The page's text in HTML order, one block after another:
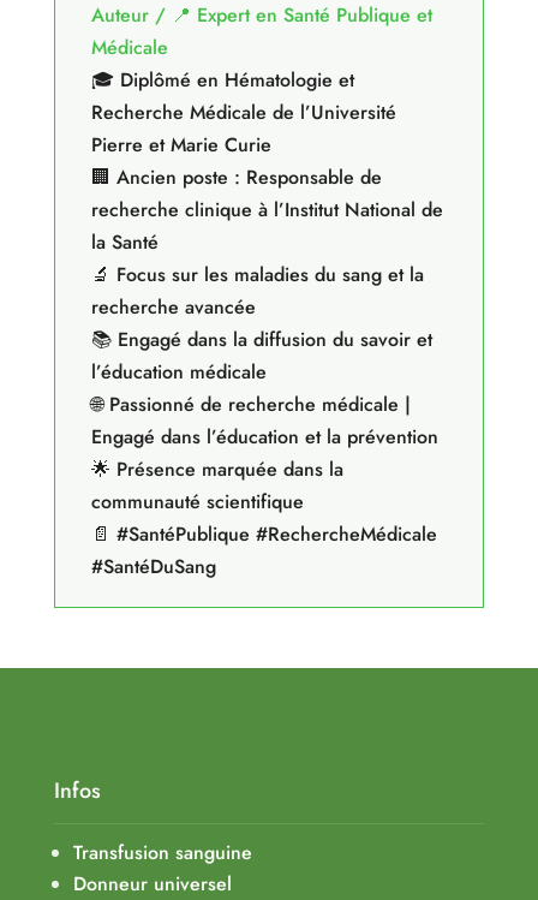
Auteur / 📍 Expert en Santé Publique et
Médicale
🎓 Diplômé en Hématologie et
Recherche Médicale de l’Université
Pierre et Marie Curie
🏢 Ancien poste : Responsable de
recherche clinique à l’Institut National de
la Santé
🔬 Focus sur les maladies du sang et la
recherche avancée
📚 Engagé dans la diffusion du savoir et
l’éducation médicale
🌐 Passionné de recherche médicale |
Engagé dans l’éducation et la prévention
🌟 Présence marquée dans la
communauté scientifique
📄 #SantéPublique #RechercheMédicale
#SantéDuSang
Infos
Transfusion sanguine
Donneur universel